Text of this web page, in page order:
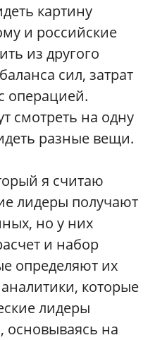
картину
и российские
из другого
сил, затрат
операцией.
смотреть на одну
разные вещи.
я считаю
лидеры получают
но у них
и набор
определяют их
которые
лидеры
на